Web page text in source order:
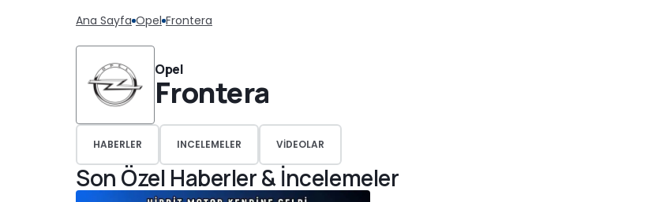
Ana Sayfa Opel Frontera
Opel
Frontera
HABERLER INCELEMELER VIDEOLAR
Son Özel Haberler & İncelemeler